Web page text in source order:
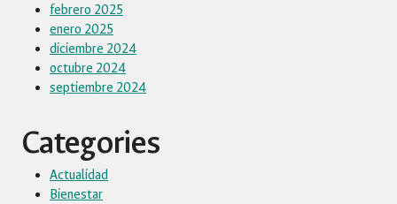
febrero 2025
enero 2025
diciembre 2024
octubre 2024
septiembre 2024
Categories
Actualidad
Bienestar